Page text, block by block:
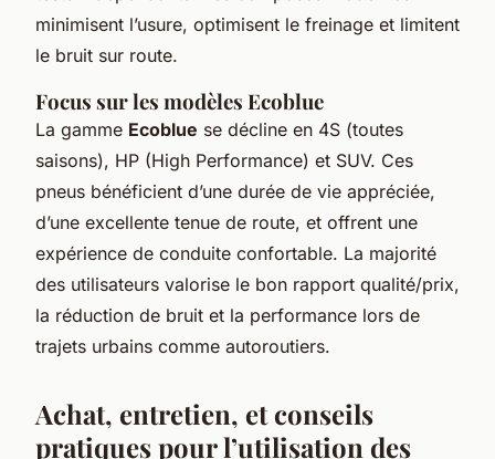
minimisent l’usure, optimisent le freinage et limitent
le bruit sur route.
Focus sur les modèles Ecoblue
La gamme Ecoblue se décline en 4S (toutes
saisons), HP (High Performance) et SUV. Ces
pneus bénéficient d’une durée de vie appréciée,
d’une excellente tenue de route, et offrent une
expérience de conduite confortable. La majorité
des utilisateurs valorise le bon rapport qualité/prix,
la réduction de bruit et la performance lors de
trajets urbains comme autoroutiers.
Achat, entretien, et conseils
pratiques pour l’utilisation des